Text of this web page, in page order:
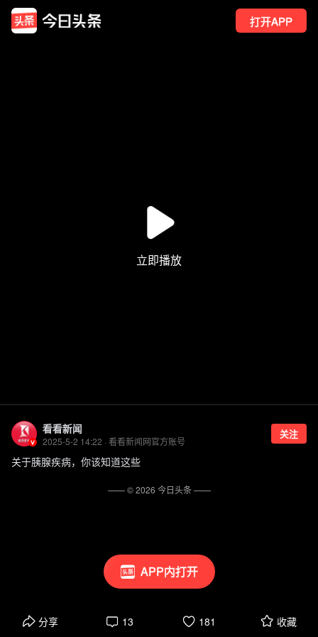
打开APP
APP内打开
看看新闻
2025-5-2 14:22 · 看看新闻网官方账号
关注
关于胰腺疾病，你该知道这些
分享 13 181 收藏
—— ©2026 今日头条——